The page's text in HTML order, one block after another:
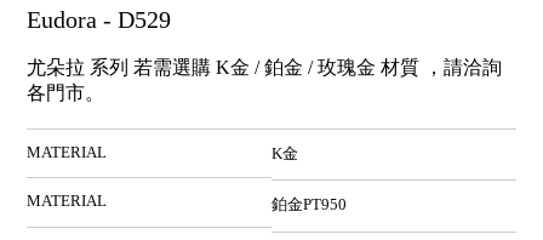
Eudora - D529
尤朵拉 系列 若需選購 K金 / 鉑金 / 玫瑰金 材質 ，請洽詢
各門市。
MATERIAL K金
MATERIAL 鉑金PT950